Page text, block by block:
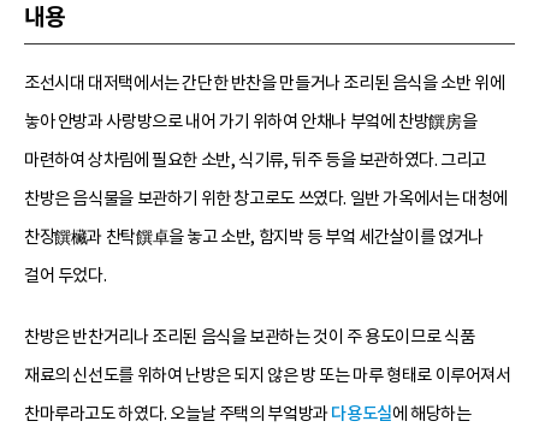
내용
조선시대 대저택에서는 간단한 반찬을 만들거나 조리된 음식을 소반 위에
놓아 안방과 사랑방으로 내어 가기 위하여 안채나 부엌에 찬방饌房을
마련하여 상차림에 필요한 소반, 식기류, 뒤주 등을 보관하였다. 그리고
찬방은 음식물을 보관하기 위한 창고로도 쓰였다. 일반 가옥에서는 대청에
찬장饌欌과 찬탁饌卓을 놓고 소반, 함지박 등 부엌 세간살이를 얹거나
걸어 두었다.
찬방은 반찬거리나 조리된 음식을 보관하는 것이 주 용도이므로 식품
재료의 신선도를 위하여 난방은 되지 않은 방 또는 마루 형태로 이루어져서
찬마루라고도 하였다. 오늘날 주택의 부엌방과다용도실에 해당하는